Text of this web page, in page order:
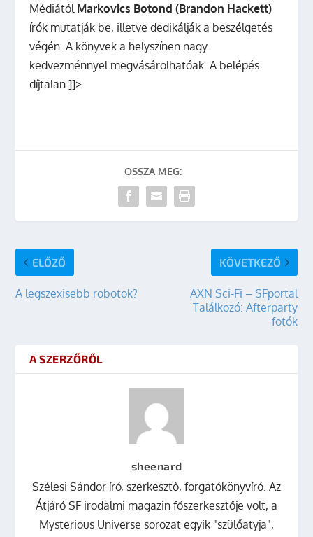
Médiától Markovics Botond (Brandon Hackett)
írók mutatják be, illetve dedikálják a beszélgetés
végén. A könyvek a helyszínen nagy
kedvezménnyel megvásárolhatóak. A belépés
díjtalan.]]>
OSSZA MEG:
ELŐZŐ
A legszexisebb robotok?
KÖVETKEZŐ
AXN Sci-Fi – SFportal
Találkozó: Afterparty
fotók
A SZERZŐRŐL
sheenard
Szélesi Sándor író, szerkesztő, forgatókönyvíró. Az
Átjáró SF irodalmi magazin főszerkesztője volt, a
Mysterious Universe sorozat egyik "szülőatyja",